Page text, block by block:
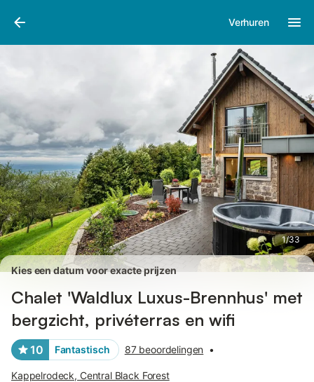
Verhuren
1/33
Afbeeldingen
Kies een datum voor exacte prijzen
Chalet 'Waldlux Luxus-Brennhus' met
bergzicht, privéterras en wifi
10 Fantastisch 87 beoordelingen •
Kappelrodeck, Central Black Forest